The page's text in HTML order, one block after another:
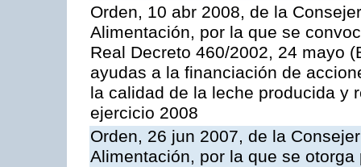
Orden, 10 abr 2008, de la
Alimentación, por la que se
Real Decreto 460/2002, 24 mayo
ayudas a la financiación de
la calidad de la leche producida y
ejercicio 2008
Orden, 26 jun 2007, de la
Alimentación, por la que se